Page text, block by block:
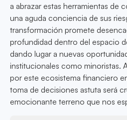
a abrazar estas herramientas de
una aguda conciencia de sus
transformación promete
profundidad dentro del espacio
dando lugar a nuevas
institucionales como minoristas.
por este ecosistema financiero
toma de decisiones astuta será
emocionante terreno que nos